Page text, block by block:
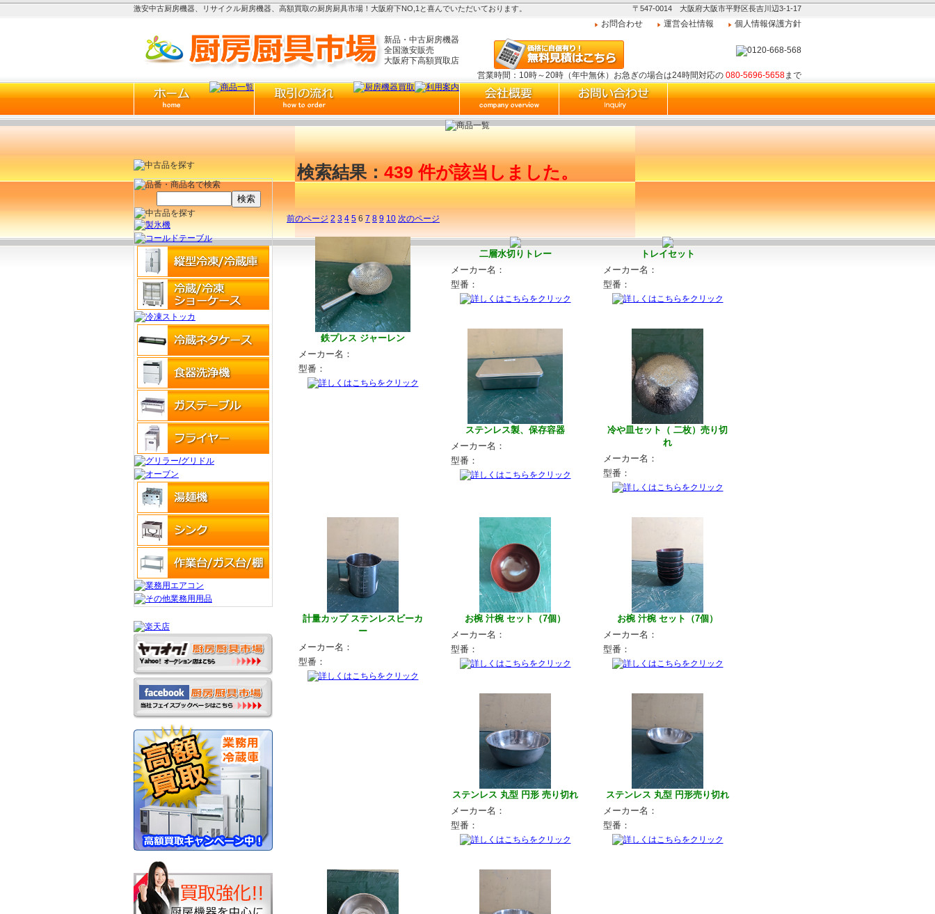
激安中古厨房機器、リサイクル厨房機器、高額買取の厨房厨具市場！大阪府下NO,1と喜んでいただいております。 〒547-0014 大阪府大阪市平野区長吉川辺3-1-17
個人情報保護方針
運営会社情報
お問合わせ
新品・中古厨房機器
全国激安販売
大阪府下高額買取店
営業時間：10時～20時（年中無休）お急ぎの場合は24時間対応の 080-5696-5658まで
検索結果： 439 件が該当しました。
前のページ 2 3 4 5 6 7 8 9 10 次のページ
鉄プレス ジャーレン
メーカー名：
型番：
二層水切りトレー
メーカー名：
型番：
トレイセット
メーカー名：
型番：
ステンレス製、保存容器
メーカー名：
型番：
冷や皿セット（ 二枚）売り切
れ
メーカー名：
型番：
計量カップ ステンレスビーカ
ー
メーカー名：
型番：
お椀 汁椀 セット（7個）
メーカー名：
型番：
お椀 汁椀 セット（7個）
メーカー名：
型番：
ステンレス 丸型 円形 売り切れ
メーカー名：
型番：
ステンレス 丸型 円形売り切れ
メーカー名：
型番：